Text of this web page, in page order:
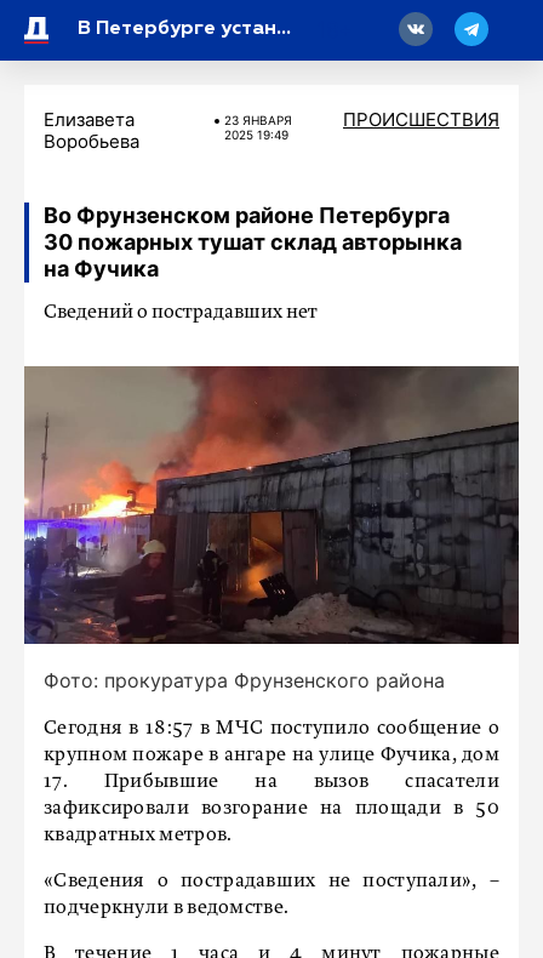
В Петербурге установили причастность серийного маньяка Гафнера к изнасилованию, совершенному в 2017 году
Елизавета
Воробьева
23 ЯНВАРЯ
2025 19:49
ПРОИСШЕСТВИЯ
Во Фрунзенском районе Петербурга
30 пожарных тушат склад авторынка
на Фучика
Сведений о пострадавших нет
Фото: прокуратура Фрунзенского района
Сегодня в 18:57 в МЧС поступило сообщение о
крупном пожаре в ангаре на улице Фучика, дом
17. Прибывшие на вызов спасатели
зафиксировали возгорание на площади в 50
квадратных метров.
«Сведения о пострадавших не поступали», –
подчеркнули в ведомстве.